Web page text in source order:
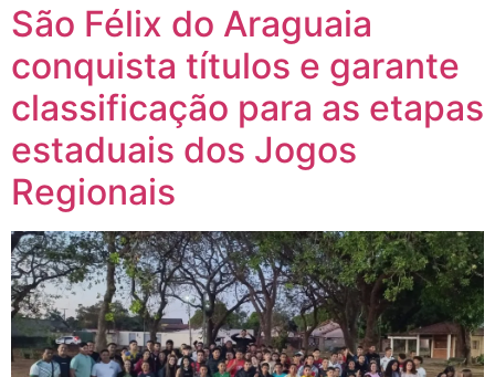
São Félix do Araguaia
conquista títulos e garante
classificação para as etapas
estaduais dos Jogos
Regionais